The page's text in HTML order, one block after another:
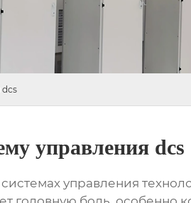
dcs
управления dcs
системах управления